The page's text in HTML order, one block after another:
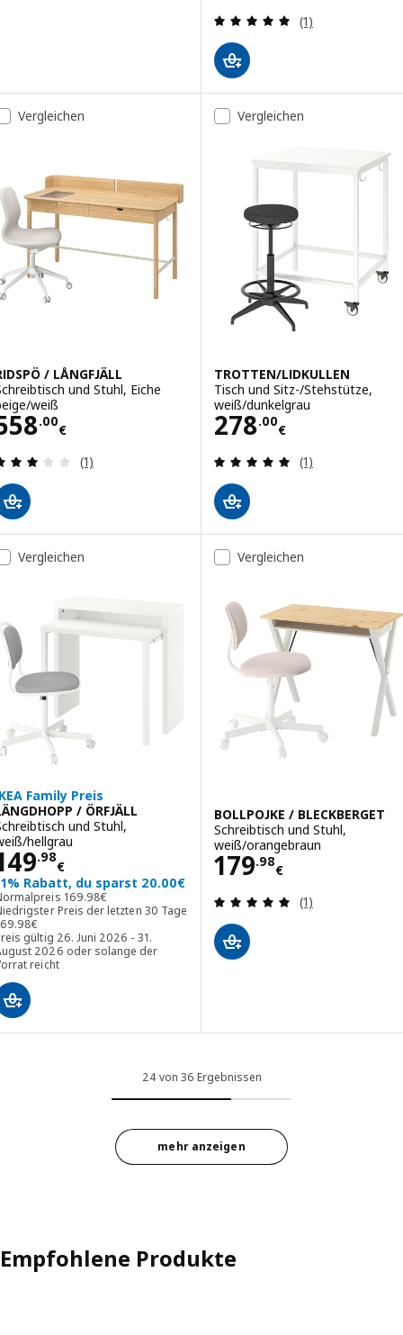
Bewertungen:
(1)
Vergleichen
/ LÅNGFJÄLL
und Stuhl, Eiche
weiß
.00
€
558.00€
Bewertungen: 3 von 5 Sternen. Bewertungen
(1)
Vergleichen
TROTTEN/LIDKULLEN
Tisch und Sitz-/Stehstütze,
weiß/dunkelgrau
278.00
€
Preis 278.00€
Bewertungen:
(1)
Vergleichen
Family Preis
/ ÖRFJÄLL
und Stuhl,
hellgrau
.98
€
149.98€
Rabatt, du sparst 20.00€
169.98€
Normalpreis 169.98€
Preis der letzten 30 Tage
.98€
Preis der letzten 30 Tage 169.98€
gültig 26. Juni 2026 - 31.
2026 oder solange der
reicht
Vergleichen
BOLLPOJKE / BLECKBERGET
Schreibtisch und Stuhl,
weiß/orangebraun
179.98
€
Preis 179.98€
Bewertungen:
(1)
24 von 36 Ergebnissen
mehr anzeigen
Empfohlene Produkte